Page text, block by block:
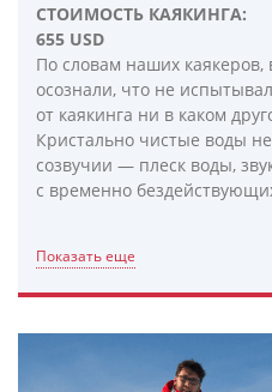
СТОИМОСТЬ КАЯКИНГА:
655 USD
По словам наших
осознали, что не
от каякинга ни в каком
Кристально чистые воды
созвучии — плеск воды,
с временно
Показать еще